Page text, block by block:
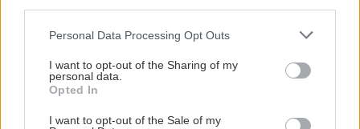
Please note that this website/app uses one or more Google
not limited to your visit or usage behaviour. You may click to
grant or deny consent to Google and its third-party tags to
use your data for below specified purposes in below Google
consent section.
Personal Data Processing Opt Outs
I want to opt-out of the Sharing of my
personal data.
Opted In
I want to opt-out of the Sale of my
Φθηνότερο το νέο Fiat 500 Hybrid